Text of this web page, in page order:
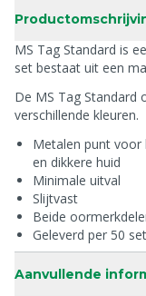
MS Tag Standard is
set bestaat uit een
De MS Tag Standard
verschillende kleuren.
Metalen punt voor
en dikkere huid
Minimale uitval
Slijtvast
Beide
Geleverd per 50
Aanvullende